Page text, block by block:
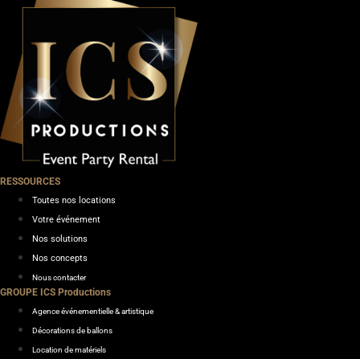
RESSOURCES
Toutes nos locations
Votre événement
Nos solutions
Nos concepts
Nous contacter
GROUPE ICS Productions
Agence événementielle & artistique
Décorations de ballons
Location de matériels